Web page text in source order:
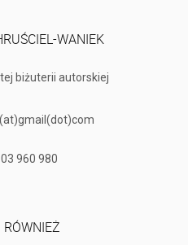
WANIEK
biżuterii autorskiej
960 980